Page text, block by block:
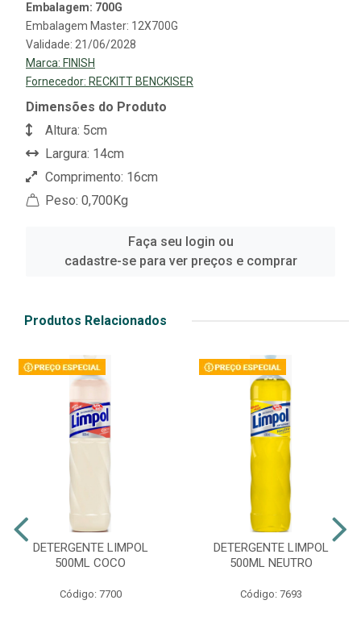
Embalagem: 700G
Embalagem Master: 12X700G
Validade: 21/06/2028
Marca: FINISH
Fornecedor: RECKITT BENCKISER
Dimensões do Produto
Altura: 5cm
Largura: 14cm
Comprimento: 16cm
Peso: 0,700Kg
Faça seu login ou
cadastre-se para ver preços e comprar
Produtos Relacionados
DETERGENTE LIMPOL
500ML COCO
Código: 7700
DETERGENTE LIMPOL
500ML NEUTRO
Código: 7693